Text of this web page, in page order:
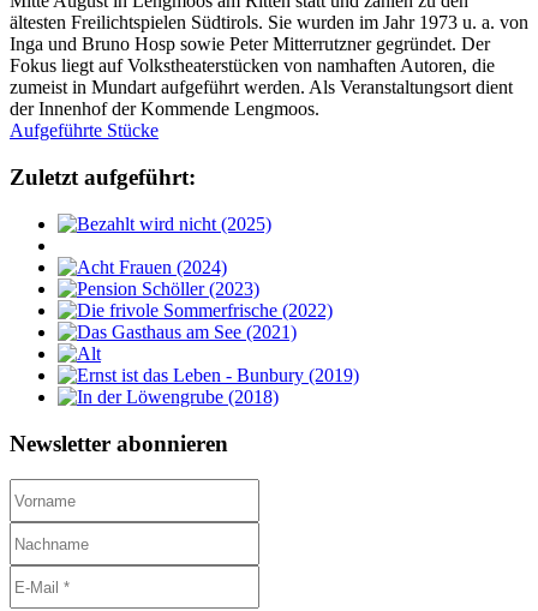
ältesten Freilichtspielen Südtirols. Sie wurden im Jahr 1973 u. a. von
Inga und Bruno Hosp sowie Peter Mitterrutzner gegründet. Der
Fokus liegt auf Volkstheaterstücken von namhaften Autoren, die
zumeist in Mundart aufgeführt werden. Als Veranstaltungsort dient
der Innenhof der Kommende Lengmoos.
Aufgeführte Stücke
Zuletzt aufgeführt:
Newsletter abonnieren